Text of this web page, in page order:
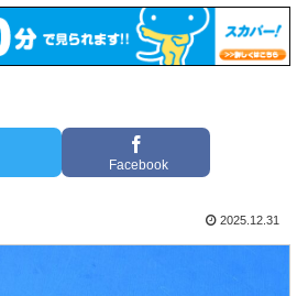
Facebook
2025.12.31